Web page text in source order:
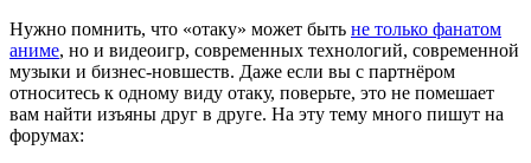
Нужно помнить, что «отаку» может быть не только фанатом
аниме, но и видеоигр, современных технологий, современной
музыки и бизнес-новшеств. Даже если вы с партнёром
относитесь к одному виду отаку, поверьте, это не помешает
вам найти изъяны друг в друге. На эту тему много пишут на
форумах: